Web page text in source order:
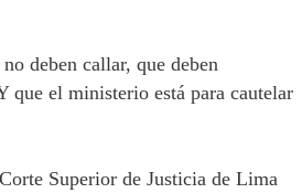
deben callar, que deben
que el ministerio está para cautelar
Superior de Justicia de Lima